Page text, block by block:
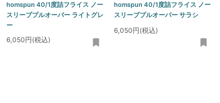
homspun 40/1度詰フライス ノー
スリーブプルオーバー ライトグレ
ー
6,050円(税込)
homspun 40/1度詰フライス ノー
スリーブプルオーバー サラシ
6,050円(税込)